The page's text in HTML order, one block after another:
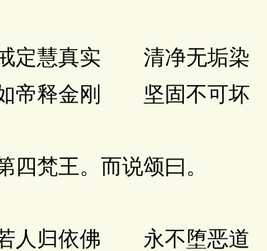
慧真实 清净无垢染
释金刚 坚固不可坏
梵王。而说颂曰。
归依佛 永不堕恶道